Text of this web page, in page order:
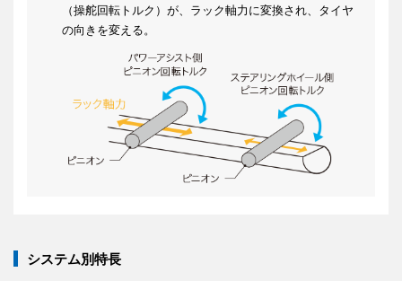
（操舵回転トルク）が、ラック軸力に変換され、タイヤ
の向きを変える。
システム別特長